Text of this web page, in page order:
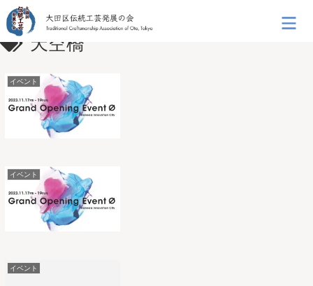
天空橋
イベント
イベント
イベント